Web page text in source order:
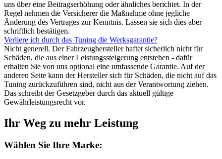
uns über eine Beitragserhöhung oder ähnliches berichtet. In der
Regel nehmen die Versicherer die Maßnahme ohne jegliche
Änderung des Vertrages zur Kenntnis. Lassen sie sich dies aber
schriftlich bestätigen.
Verliere ich durch das Tuning die Werksgarantie?
Nicht generell. Der Fahrzeughersteller haftet sicherlich nicht für
Schäden, die aus einer Leistungssteigerung entstehen - dafür
erhalten Sie von uns optional eine umfassende Garantie. Auf der
anderen Seite kann der Hersteller sich für Schäden, die nicht auf das
Tuning zurückzuführen sind, nicht aus der Verantwortung ziehen.
Das schreibt der Gesetzgeber durch das aktuell gültige
Gewährleistungsrecht vor.
Ihr Weg zu mehr Leistung
Wählen Sie Ihre Marke: